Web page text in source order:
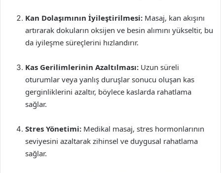
Kan Dolaşımının İyileştirilmesi: Masaj, kan akışını
artırarak dokuların oksijen ve besin alımını yükseltir, bu
da iyileşme süreçlerini hızlandırır.
Kas Gerilimlerinin Azaltılması: Uzun süreli
oturumlar veya yanlış duruşlar sonucu oluşan kas
gerginliklerini azaltır, böylece kaslarda rahatlama
sağlar.
Stres Yönetimi: Medikal masaj, stres hormonlarının
seviyesini azaltarak zihinsel ve duygusal rahatlama
sağlar.